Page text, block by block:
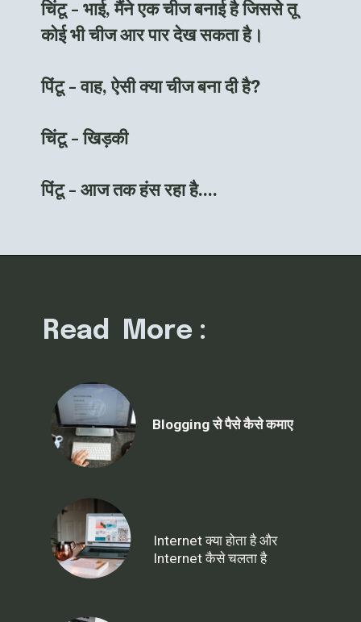
चिंटू - भाई, मैंने एक चीज बनाई है जिससे तू
कोई भी चीज आर पार देख सकता है।
पिंटू - वाह, ऐसी क्या चीज बना दी है?
चिंटू - खिड़की
पिंटू - आज तक हंस रहा है....
Read More :
Blogging से पैसे कैसे कमाए
Internet क्या होता है और
Internet कैसे चलता है